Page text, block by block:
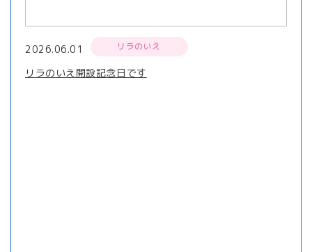
2026.06.01 リラのいえ
リラのいえ開設記念日です